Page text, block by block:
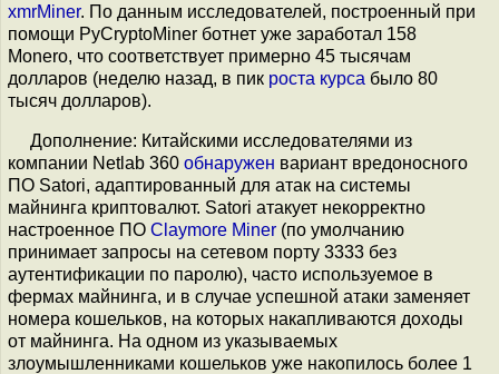
xmrMiner. По данным исследователей, построенный при
помощи PyCryptoMiner ботнет уже заработал 158
Monero, что соответствует примерно 45 тысячам
долларов (неделю назад, в пик роста курса было 80
тысяч долларов).
Дополнение: Китайскими исследователями из
компании Netlab 360 обнаружен вариант вредоносного
ПО Satori, адаптированный для атак на системы
майнинга криптовалют. Satori атакует некорректно
настроенное ПО Claymore Miner (по умолчанию
принимает запросы на сетевом порту 3333 без
аутентификации по паролю), часто используемое в
фермах майнинга, и в случае успешной атаки заменяет
номера кошельков, на которых накапливаются доходы
от майнинга. На одном из указываемых
злоумышленниками кошельков уже накопилось более 1